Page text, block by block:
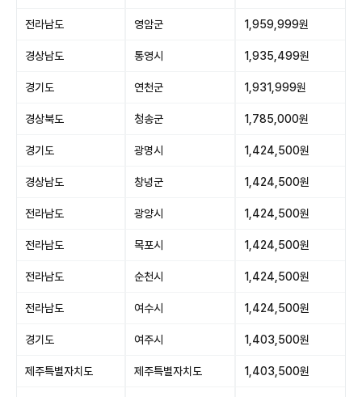
전라남도 영암군 1,959,999원
경상남도 통영시 1,935,499원
경기도 연천군 1,931,999원
경상북도 청송군 1,785,000원
경기도 광명시 1,424,500원
경상남도 창녕군 1,424,500원
전라남도 광양시 1,424,500원
전라남도 목포시 1,424,500원
전라남도 순천시 1,424,500원
전라남도 여수시 1,424,500원
경기도 여주시 1,403,500원
제주특별자치도 제주특별자치도 1,403,500원